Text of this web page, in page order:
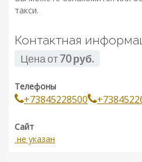
такси.
Контактная
Цена от70 руб.
Телефоны
+73845228500
Сайт
не указан